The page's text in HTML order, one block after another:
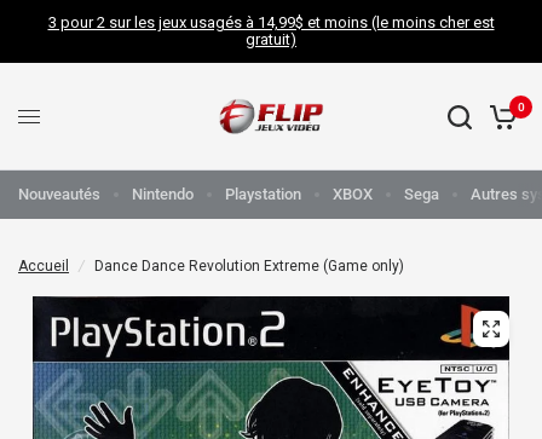
3 pour 2 sur les jeux usagés à 14,99$ et moins (le moins cher est
gratuit)
0
Nouveautés Nintendo Playstation XBOX Sega Autres
Accueil / Dance Dance Revolution Extreme (Game only)